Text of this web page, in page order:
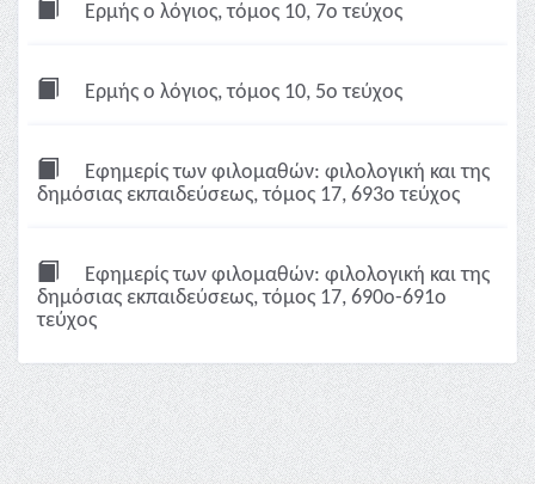
Ερμής ο λόγιος, τόμος 10, 7ο τεύχος
Ερμής ο λόγιος, τόμος 10, 5ο τεύχος
Εφημερίς των φιλομαθών: φιλολογική και της
δημόσιας εκπαιδεύσεως, τόμος 17, 693ο τεύχος
Εφημερίς των φιλομαθών: φιλολογική και της
δημόσιας εκπαιδεύσεως, τόμος 17, 690ο-691ο
τεύχος